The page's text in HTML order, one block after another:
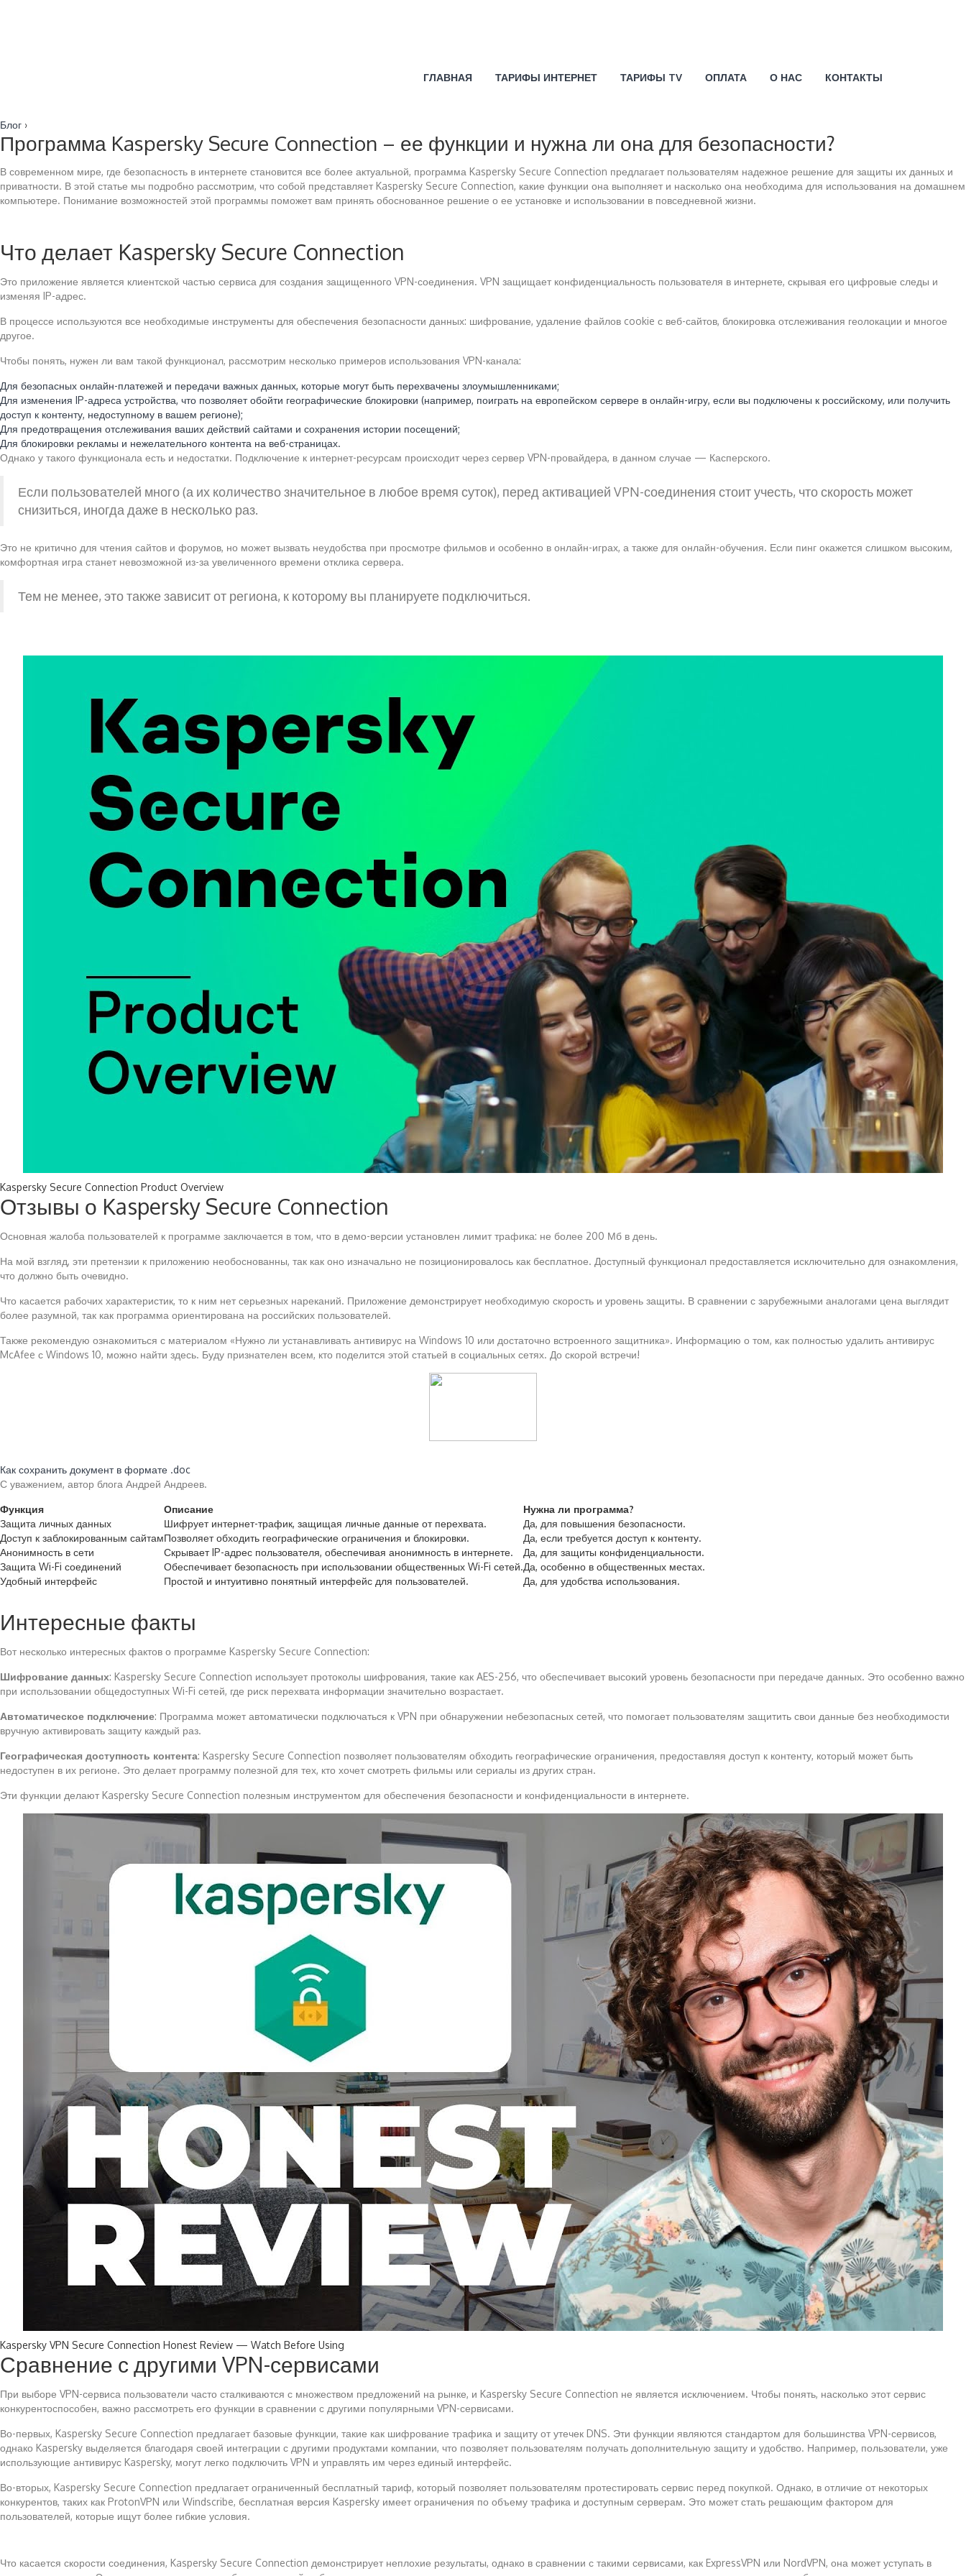
ГЛАВНАЯ ТАРИФЫ ИНТЕРНЕТ ТАРИФЫ TV ОПЛАТА О НАС КОНТАКТЫ
Блог ›
Программа Kaspersky Secure Connection – ее функции и нужна ли она для безопасности?
В современном мире, где безопасность в интернете становится все более актуальной, программа Kaspersky Secure Connection предлагает пользователям надежное решение для защиты их данных и
приватности. В этой статье мы подробно рассмотрим, что собой представляет Kaspersky Secure Connection, какие функции она выполняет и насколько она необходима для использования на домашнем
компьютере. Понимание возможностей этой программы поможет вам принять обоснованное решение о ее установке и использовании в повседневной жизни.
Что делает Kaspersky Secure Connection
Это приложение является клиентской частью сервиса для создания защищенного VPN-соединения. VPN защищает конфиденциальность пользователя в интернете, скрывая его цифровые следы и
изменяя IP-адрес.
В процессе используются все необходимые инструменты для обеспечения безопасности данных: шифрование, удаление файлов cookie с веб-сайтов, блокировка отслеживания геолокации и многое
другое.
Чтобы понять, нужен ли вам такой функционал, рассмотрим несколько примеров использования VPN-канала:
Для безопасных онлайн-платежей и передачи важных данных, которые могут быть перехвачены злоумышленниками;
Для изменения IP-адреса устройства, что позволяет обойти географические блокировки (например, поиграть на европейском сервере в онлайн-игру, если вы подключены к российскому, или получить
доступ к контенту, недоступному в вашем регионе);
Для предотвращения отслеживания ваших действий сайтами и сохранения истории посещений;
Для блокировки рекламы и нежелательного контента на веб-страницах.
Однако у такого функционала есть и недостатки. Подключение к интернет-ресурсам происходит через сервер VPN-провайдера, в данном случае — Касперского.
Если пользователей много (а их количество значительное в любое время суток), перед активацией VPN-соединения стоит учесть, что скорость может
снизиться, иногда даже в несколько раз.
Это не критично для чтения сайтов и форумов, но может вызвать неудобства при просмотре фильмов и особенно в онлайн-играх, а также для онлайн-обучения. Если пинг окажется слишком высоким,
комфортная игра станет невозможной из-за увеличенного времени отклика сервера.
Тем не менее, это также зависит от региона, к которому вы планируете подключиться.
Kaspersky Secure Connection Product Overview
Отзывы о Kaspersky Secure Connection
Основная жалоба пользователей к программе заключается в том, что в демо-версии установлен лимит трафика: не более 200 Мб в день.
На мой взгляд, эти претензии к приложению необоснованны, так как оно изначально не позиционировалось как бесплатное. Доступный функционал предоставляется исключительно для ознакомления,
что должно быть очевидно.
Что касается рабочих характеристик, то к ним нет серьезных нареканий. Приложение демонстрирует необходимую скорость и уровень защиты. В сравнении с зарубежными аналогами цена выглядит
более разумной, так как программа ориентирована на российских пользователей.
Также рекомендую ознакомиться с материалом «Нужно ли устанавливать антивирус на Windows 10 или достаточно встроенного защитника». Информацию о том, как полностью удалить антивирус
McAfee с Windows 10, можно найти здесь. Буду признателен всем, кто поделится этой статьей в социальных сетях. До скорой встречи!
Как сохранить документ в формате .doc
С уважением, автор блога Андрей Андреев.
Функция Описание
Нужна ли программа?
Защита личных данных
Шифрует интернет-трафик, защищая личные данные от перехвата.
Да, для повышения безопасности.
Доступ к заблокированным сайтамПозволяет обходить географические ограничения и блокировки.
Да, если требуется доступ к контенту.
Анонимность в сети
Скрывает IP-адрес пользователя, обеспечивая анонимность в интернете.
Да, для защиты конфиденциальности.
Защита Wi-Fi соединений
Обеспечивает безопасность при использовании общественных Wi-Fi сетей.Да, особенно в общественных местах.
Удобный интерфейс
Простой и интуитивно понятный интерфейс для пользователей. Да, для удобства использования.
Интересные факты
Вот несколько интересных фактов о программе Kaspersky Secure Connection:
Шифрование данных: Kaspersky Secure Connection использует протоколы шифрования, такие как AES-256, что обеспечивает высокий уровень безопасности при передаче данных. Это особенно важно
при использовании общедоступных Wi-Fi сетей, где риск перехвата информации значительно возрастает.
Автоматическое подключение: Программа может автоматически подключаться к VPN при обнаружении небезопасных сетей, что помогает пользователям защитить свои данные без необходимости
вручную активировать защиту каждый раз.
Географическая доступность контента: Kaspersky Secure Connection позволяет пользователям обходить географические ограничения, предоставляя доступ к контенту, который может быть
недоступен в их регионе. Это делает программу полезной для тех, кто хочет смотреть фильмы или сериалы из других стран.
Эти функции делают Kaspersky Secure Connection полезным инструментом для обеспечения безопасности и конфиденциальности в интернете.
Kaspersky VPN Secure Connection Honest Review — Watch Before Using
Сравнение с другими VPN-сервисами
При выборе VPN-сервиса пользователи часто сталкиваются с множеством предложений на рынке, и Kaspersky Secure Connection не является исключением. Чтобы понять, насколько этот сервис
конкурентоспособен, важно рассмотреть его функции в сравнении с другими популярными VPN-сервисами.
Во-первых, Kaspersky Secure Connection предлагает базовые функции, такие как шифрование трафика и защиту от утечек DNS. Эти функции являются стандартом для большинства VPN-сервисов,
однако Kaspersky выделяется благодаря своей интеграции с другими продуктами компании, что позволяет пользователям получать дополнительную защиту и удобство. Например, пользователи, уже
использующие антивирус Kaspersky, могут легко подключить VPN и управлять им через единый интерфейс.
Во-вторых, Kaspersky Secure Connection предлагает ограниченный бесплатный тариф, который позволяет пользователям протестировать сервис перед покупкой. Однако, в отличие от некоторых
конкурентов, таких как ProtonVPN или Windscribe, бесплатная версия Kaspersky имеет ограничения по объему трафика и доступным серверам. Это может стать решающим фактором для
пользователей, которые ищут более гибкие условия.
Что касается скорости соединения, Kaspersky Secure Connection демонстрирует неплохие результаты, однако в сравнении с такими сервисами, как ExpressVPN или NordVPN, она может уступать в